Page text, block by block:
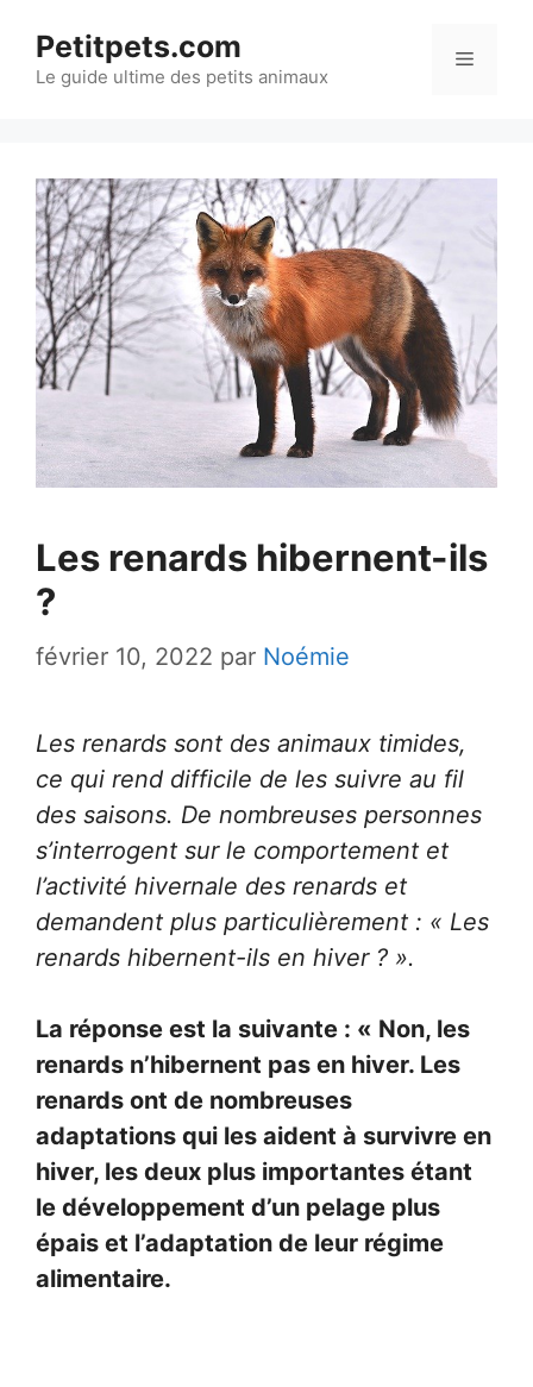
contenu
Petitpets.com
Le guide ultime des petits animaux
Menu
Les renards hibernent-ils
?
février 10, 2022 par Noémie
Les renards sont des animaux timides,
ce qui rend difficile de les suivre au fil
des saisons. De nombreuses personnes
s’interrogent sur le comportement et
l’activité hivernale des renards et
demandent plus particulièrement : « Les
renards hibernent-ils en hiver ? ».
La réponse est la suivante : « Non, les
renards n’hibernent pas en hiver. Les
renards ont de nombreuses
adaptations qui les aident à survivre en
hiver, les deux plus importantes étant
le développement d’un pelage plus
épais et l’adaptation de leur régime
alimentaire.